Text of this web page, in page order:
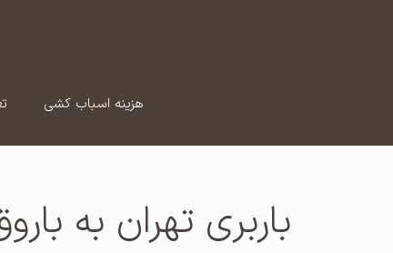
هزینه اسباب کشی
باربری تهران به